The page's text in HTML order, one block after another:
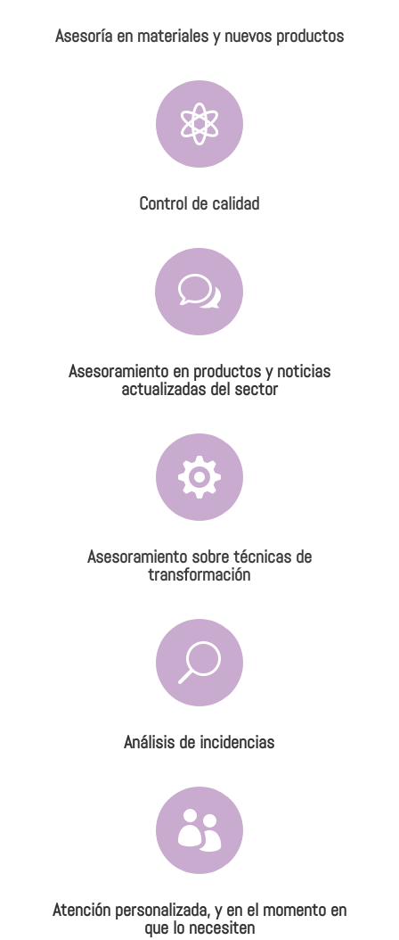
Asesoría en materiales y nuevos productos

Control de calidad
w
Asesoramiento en productos y noticias
actualizadas del sector

Asesoramiento sobre técnicas de
transformación
U
Análisis de incidencias

Atención personalizada, y en el momento en
que lo necesiten